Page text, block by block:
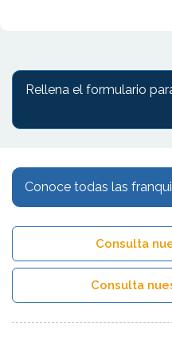
Conoce todas las
Consulta
Consulta